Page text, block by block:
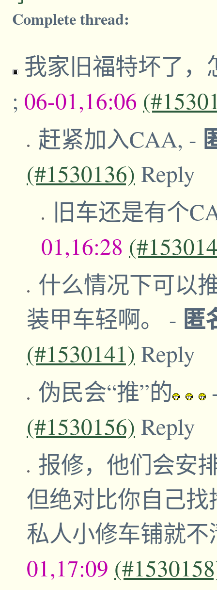
Complete thread:
我家旧福特坏了
; 06-01,16:06
赶紧加入CAA, -
(#1530136) Reply
旧车还是有个
01,16:28
什么情况下可以
装甲车轻啊。 - 匿
(#1530141) Reply
伪民会“推”的
(#1530156) Reply
报修，他们会安
但绝对比你自己
私人小修车铺就
01,17:09